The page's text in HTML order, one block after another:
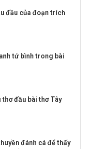
đầu của đoạn trích
tứ bình trong bài
thơ đầu bài thơ Tây
đánh cá để thấy